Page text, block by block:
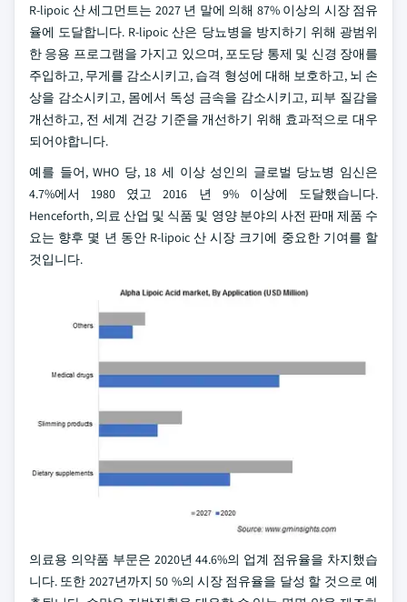
R-lipoic 산 세그먼트는 2027 년 말에 의해 87% 이상의 시장 점유
율에 도달합니다. R-lipoic 산은 당뇨병을 방지하기 위해 광범위
한 응용 프로그램을 가지고 있으며, 포도당 통제 및 신경 장애를
주입하고, 무게를 감소시키고, 습격 형성에 대해 보호하고, 뇌 손
상을 감소시키고, 몸에서 독성 금속을 감소시키고, 피부 질감을
개선하고, 전 세계 건강 기준을 개선하기 위해 효과적으로 대우
되어야합니다.
예를 들어, WHO 당, 18 세 이상 성인의 글로벌 당뇨병 임신은
4.7%에서 1980 였고 2016 년 9% 이상에 도달했습니다.
Henceforth, 의료 산업 및 식품 및 영양 분야의 사전 판매 제품 수
요는 향후 몇 년 동안 R-lipoic 산 시장 크기에 중요한 기여를 할
것입니다.
의료용 의약품 부문은 2020년 44.6%의 업계 점유율을 차지했습
니다. 또한 2027년까지 50 %의 시장 점유율을 달성 할 것으로 예